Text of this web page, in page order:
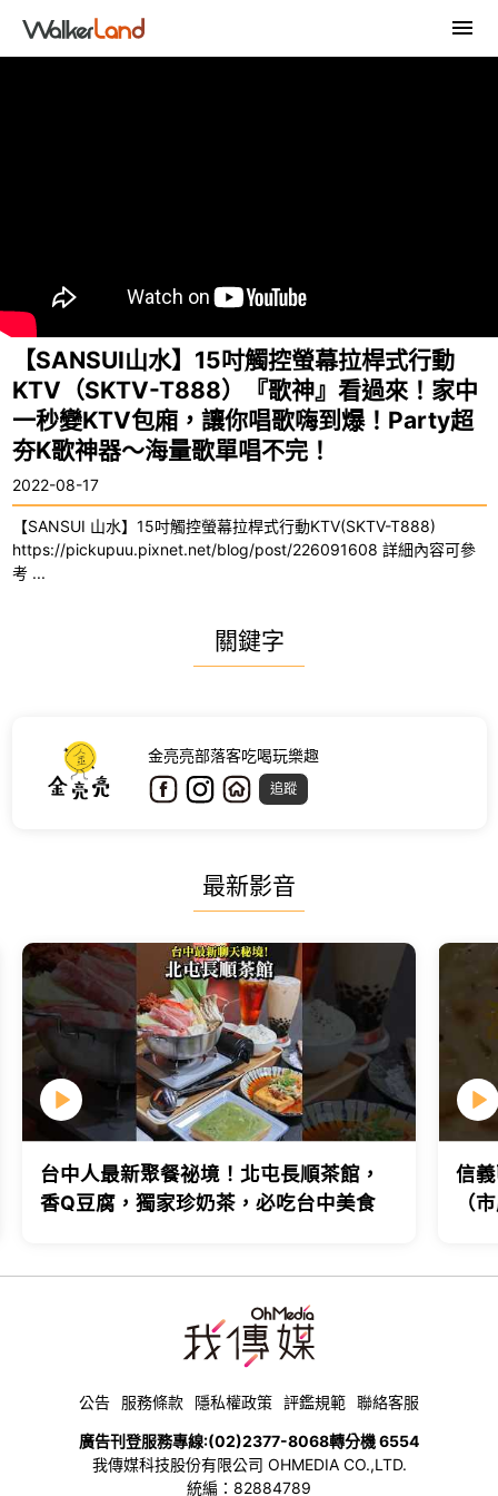
【SANSUI山水】15吋觸控螢幕拉桿式行動
KTV（SKTV-T888）『歌神』看過來！家中
一秒變KTV包廂，讓你唱歌嗨到爆！Party超
夯K歌神器～海量歌單唱不完！
2022-08-17
【SANSUI 山水】15吋觸控螢幕拉桿式行動KTV(SKTV-T888)
https://pickupuu.pixnet.net/blog/post/226091608 詳細內容可參
考 ...
關鍵字
金亮亮部落客吃喝玩樂趣
追蹤
最新影音
台中人最新聚餐祕境！北屯長順茶館，
香Q豆腐，獨家珍奶茶，必吃台中美食
信
（
公告 服務條款 隱私權政策 評鑑規範 聯絡客服
廣告刊登服務專線:(02)2377-8068轉分機 6554
我傳媒科技股份有限公司 OHMEDIA CO.,LTD.
統編：82884789